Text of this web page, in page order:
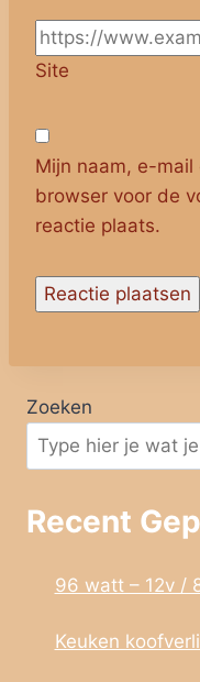
Site
Mijn naam, e-
browser voor de
reactie plaats.
Zoeken
Recent
96 watt – 12v /
Keuken